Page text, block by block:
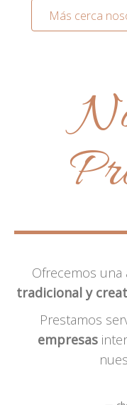
Más cerca
Ofrecemos una
tradicional y
Prestamos
empresas